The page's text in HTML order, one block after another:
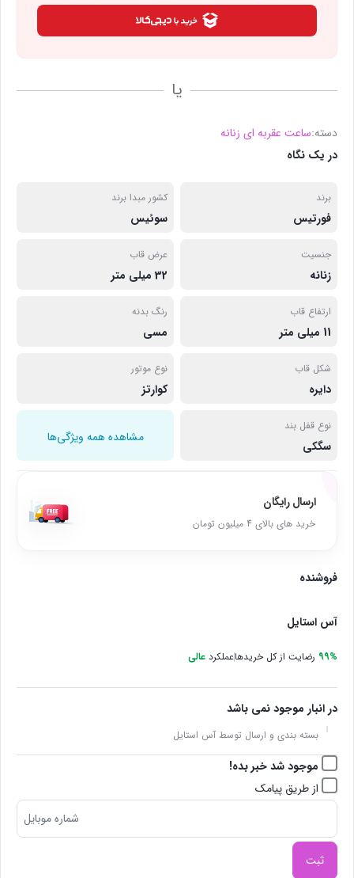
یا
دسته:ساعت عقربه ای زنانه
در یک نگاه
برند
فورتیس
کشور مبدا برند
سوئیس
جنسیت
زنانه
عرض قاب
32 میلی متر
ارتفاع قاب
11 میلی متر
رنگ بدنه
مسی
شکل قاب
دایره
نوع موتور
کوارتز
نوع قفل بند
سگکی
مشاهده همه ویژگی‌ها
ارسال رایگان
خرید های بالای 4 میلیون تومان
فروشنده
آس استایل
99% رضایت از کل خریدهاعملکرد عالی
در انبار موجود نمی باشد
بسته بندی و ارسال توسط آس استایل
موجود شد خبر بده!
از طریق پیامک
ثبت